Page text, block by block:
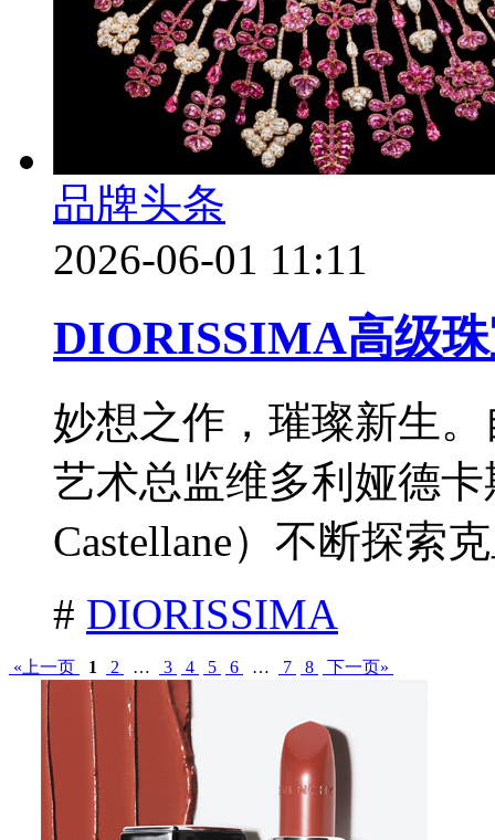
品牌头条
2026-06-01 11:11
DIORISSIMA高级
妙想之作，璀璨新生
艺术总监维多利娅德卡
Castellane）不断探索
# DIORISSIMA
«上一页 1 2 … 3 4 5 6 … 7 8 下一页»